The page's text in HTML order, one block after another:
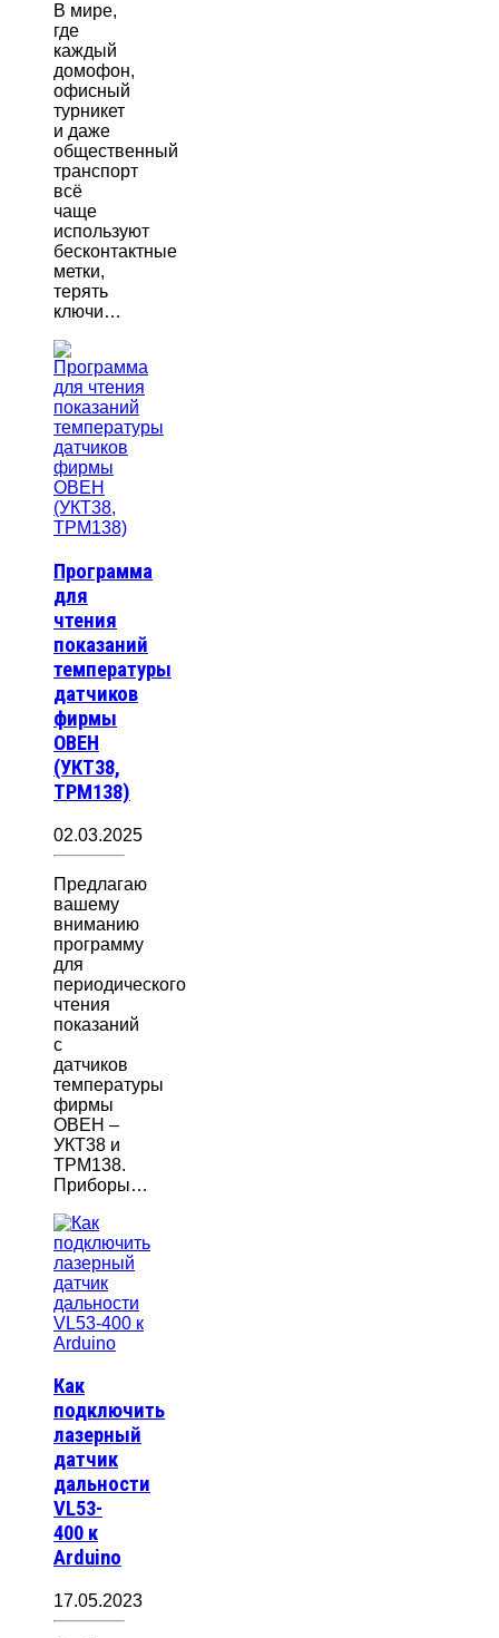
В мире,
где
каждый
домофон,
офисный
турникет
и даже
общественный
транспорт
всё
чаще
используют
бесконтактные
метки,
терять
ключи…
Программа
для
чтения
показаний
температуры
датчиков
фирмы
ОВЕН
(УКТ38,
ТРМ138)
02.03.2025
Предлагаю
вашему
вниманию
программу
для
периодического
чтения
показаний
с
датчиков
температуры
фирмы
ОВЕН –
УКТ38 и
ТРМ138.
Приборы…
Как
подключить
лазерный
датчик
дальности
VL53-
400 к
Arduino
17.05.2023